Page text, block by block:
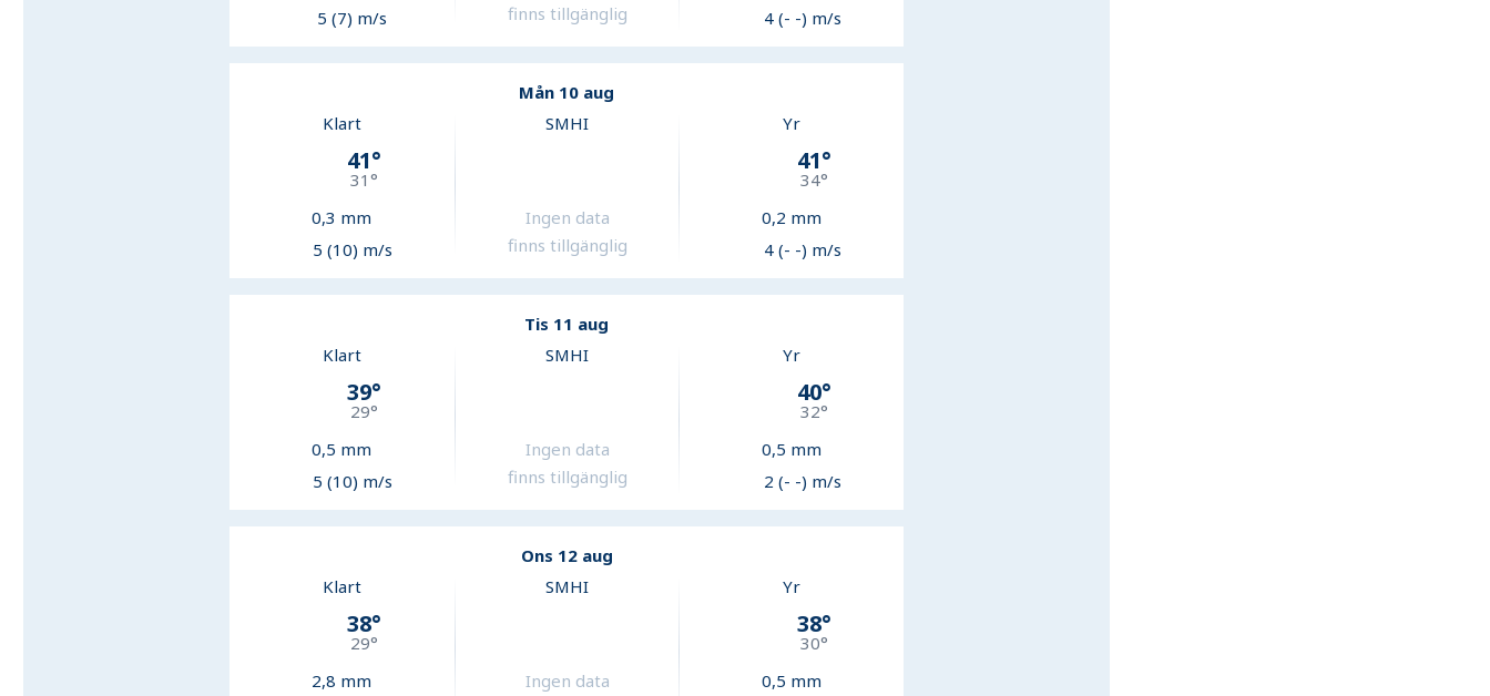
5 (7) m/s
finns tillgänglig
4 (- -) m/s
Mån 10 aug
Klart
41°
31 °
0,3 mm
5 (10) m/s
SMHI
Ingen data
finns tillgänglig
Yr
41°
34°
0,2 mm
4 (- -) m/s
Tis 11 aug
Klart
39°
29°
0,5 mm
5 (10) m/s
SMHI
Ingen data
finns tillgänglig
Yr
40°
32°
0,5 mm
2 (- -) m/s
Ons 12 aug
Klart
38°
29°
2,8 mm
SMHI
Ingen data
Yr
38°
30°
0,5 mm